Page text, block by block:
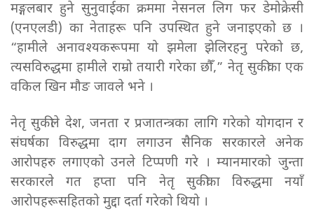
मङ्गलबार हुने सुनुवाईका क्रममा नेसनल लिग फर डेमोक्रेसी
(एनएलडी) का नेताहरू पनि उपस्थित हुने जनाइएको छ ।
“हामीले अनावश्यकरूपमा यो झमेला झेलिरहनु परेको छ,
त्यसविरुद्धमा हामीले राम्रो तयारी गरेका छौँ,” नेतृ सुकीका एक
वकिल खिन मौङ जावले भने ।
नेतृ सुकीले देश, जनता र प्रजातन्त्रका लागि गरेको योगदान र
संघर्षका विरुद्धमा दाग लगाउन सैनिक सरकारले अनेक
आरोपहरु लगाएको उनले टिप्पणी गरे । म्यानमारको जुन्ता
सरकारले गत हप्ता पनि नेतृ सुकीका विरुद्धमा नयाँ
आरोपहरूसहितको मुद्दा दर्ता गरेको थियो ।